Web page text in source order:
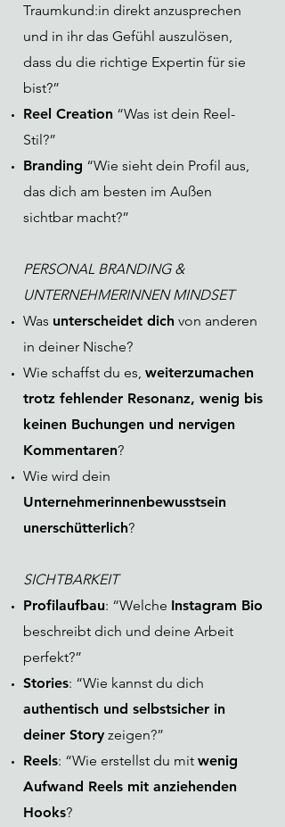
Traumkund:in direkt anzusprechen
und in ihr das Gefühl auszulösen,
dass du die richtige Expertin für sie
bist?”
Reel Creation “Was ist dein Reel-
Stil?”
Branding “Wie sieht dein Profil aus,
das dich am besten im Außen
sichtbar macht?”
PERSONAL BRANDING &
UNTERNEHMERINNEN MINDSET
Was unterscheidet dich von anderen
in deiner Nische?
Wie schaffst du es, weiterzumachen
trotz fehlender Resonanz, wenig bis
keinen Buchungen und nervigen
Kommentaren?
Wie wird dein
Unternehmerinnenbewusstsein
unerschütterlich?
SICHTBARKEIT
Profilaufbau: “Welche Instagram Bio
beschreibt dich und deine Arbeit
perfekt?”
Stories: “Wie kannst du dich
authentisch und selbstsicher in
deiner Story zeigen?”
Reels: “Wie erstellst du mit wenig
Aufwand Reels mit anziehenden
Hooks?